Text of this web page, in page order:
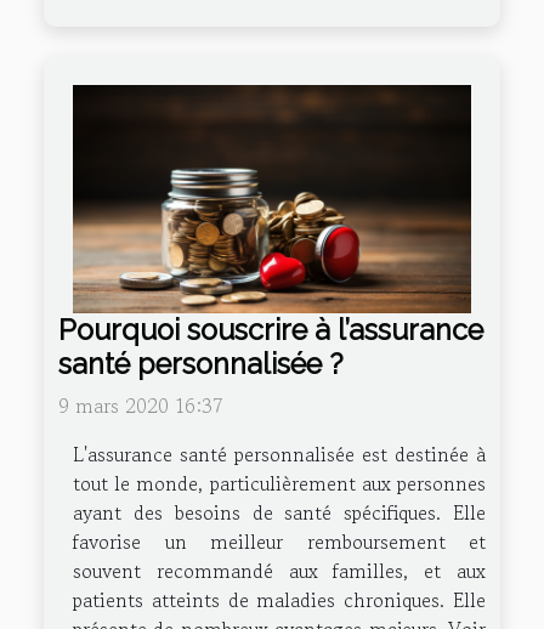
Pourquoi souscrire à l’assurance
santé personnalisée ?
9 mars 2020 16:37
L'assurance santé personnalisée est destinée à
tout le monde, particulièrement aux personnes
ayant des besoins de santé spécifiques. Elle
favorise un meilleur remboursement et
souvent recommandé aux familles, et aux
patients atteints de maladies chroniques. Elle